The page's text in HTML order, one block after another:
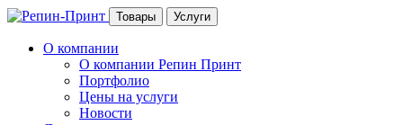
Товары Услуги
О компании
О компании Репин Принт
Портфолио
Цены на услуги
Новости